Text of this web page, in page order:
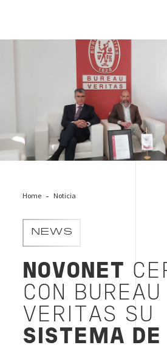
Home Noticia
NEWS
NOVONET
CON BUREAU
VERITAS SU
SISTEMA DE